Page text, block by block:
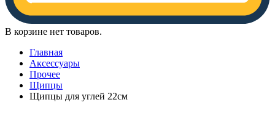
В корзине нет товаров.
Главная
Аксессуары
Прочее
Щипцы
Щипцы для углей 22см